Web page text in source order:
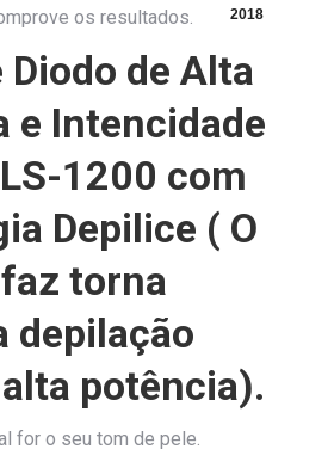
2018
os resultados.
Diodo de Alta
e Intencidade
1200 com
Depilice ( O
torna
depilação
potência).
for o seu tom de pele.